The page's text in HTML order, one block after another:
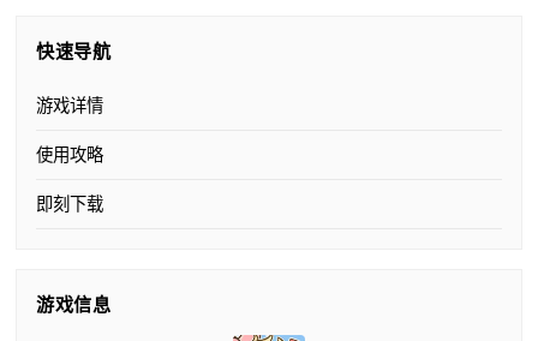
快速导航
游戏详情
使用攻略
即刻下载
游戏信息